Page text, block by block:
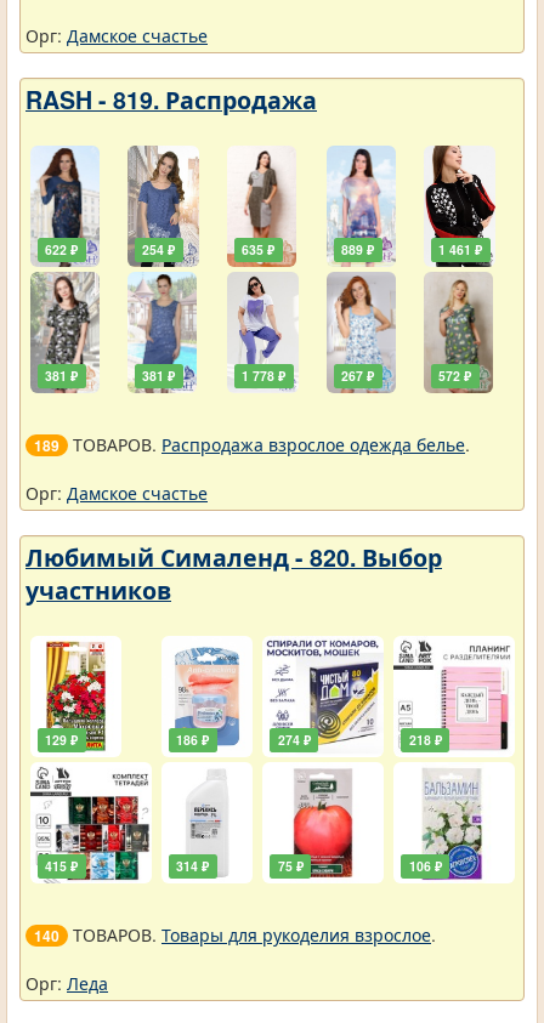
Орг: Дамское счастье
RASH - 819. Распродажа
622 ₽
381 ₽
254 ₽
381 ₽
635 ₽
1 778 ₽
889 ₽
267 ₽
1 461 ₽
572 ₽
189 ТОВАРОВ. Распродажа взрослое одежда белье.
Орг: Дамское счастье
Любимый Сималенд - 820. Выбор
участников
129 ₽
415 ₽
186 ₽
314 ₽
274 ₽
75 ₽
218 ₽
106 ₽
140 ТОВАРОВ. Товары для рукоделия взрослое.
Орг: Леда